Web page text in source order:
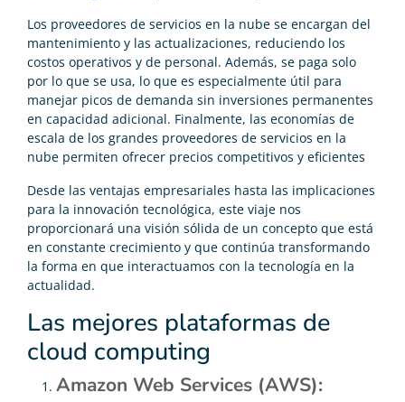
Los proveedores de servicios en la nube se encargan del
mantenimiento y las actualizaciones, reduciendo los
costos operativos y de personal. Además, se paga solo
por lo que se usa, lo que es especialmente útil para
manejar picos de demanda sin inversiones permanentes
en capacidad adicional. Finalmente, las economías de
escala de los grandes proveedores de servicios en la
nube permiten ofrecer precios competitivos y eficientes
Desde las ventajas empresariales hasta las implicaciones
para la innovación tecnológica, este viaje nos
proporcionará una visión sólida de un concepto que está
en constante crecimiento y que continúa transformando
la forma en que interactuamos con la tecnología en la
actualidad.
Las mejores plataformas de
cloud computing
Amazon Web Services (AWS):